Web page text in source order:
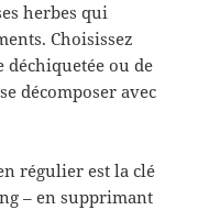
herbes qui
Choisissez
déchiquetée ou de
décomposer avec
régulier est la clé
– en supprimant